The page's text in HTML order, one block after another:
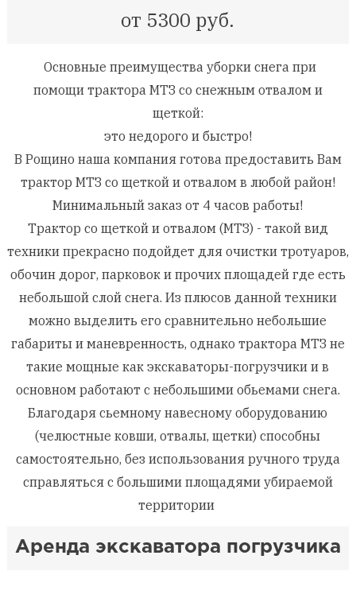
от 5300 руб.
Основные преимущества уборки снега при
помощи трактора МТЗ со снежным отвалом и
щеткой:
это недорого и быстро!
В Рощинонаша компания готова предоставить Вам
трактор МТЗ со щеткой и отваломв любой район!
Минимальный заказ от 4 часов работы!
Трактор со щеткой и отвалом (МТЗ) - такой вид
техники прекрасно подойдет для очистки тротуаров,
обочин дорог, парковок и прочих площадей где есть
небольшой слой снега. Из плюсов данной техники
можно выделить его сравнительно небольшие
габариты и маневренность, однако трактора МТЗ не
такие мощные как экскаваторы-погрузчики и в
основном работают с небольшими обьемами снега.
Благодаря сьемному навесному оборудованию
(челюстные ковши, отвалы, щетки) способны
самостоятельно, без использования ручного труда
справляться с большими площадями убираемой
территории
Аренда экскаватора погрузчика